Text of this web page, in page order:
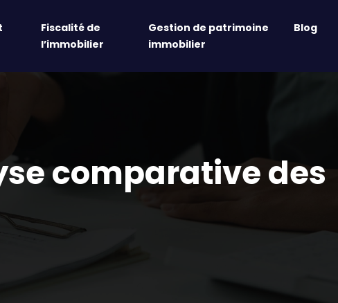
Fiscalité de
l’immobilier
Gestion de patrimoine
immobilier
Blog
comparative des